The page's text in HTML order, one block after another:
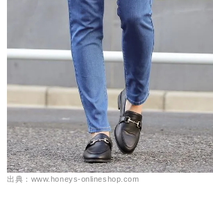
出典：www.honeys-onlineshop.com